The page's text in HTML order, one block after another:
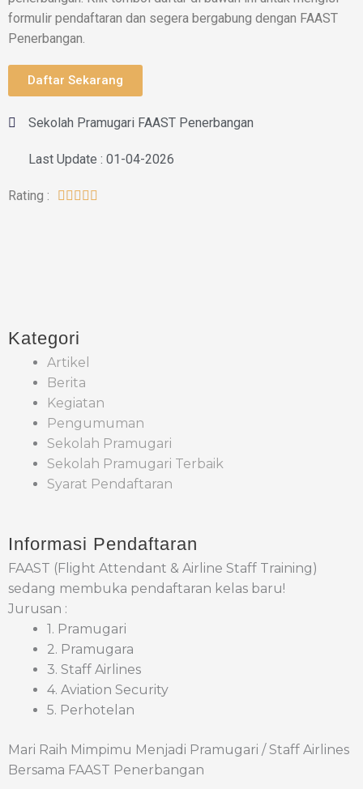
formulir pendaftaran dan segera bergabung dengan FAAST
Penerbangan.
Daftar Sekarang
Sekolah Pramugari FAAST Penerbangan
Last Update : 01-04-2026
Rating :     
Kategori
Artikel
Berita
Kegiatan
Pengumuman
Sekolah Pramugari
Sekolah Pramugari Terbaik
Syarat Pendaftaran
Informasi Pendaftaran
FAAST (Flight Attendant & Airline Staff Training)
sedang membuka pendaftaran kelas baru!
Jurusan :
1. Pramugari
2. Pramugara
3. Staff Airlines
4. Aviation Security
5. Perhotelan
Mari Raih Mimpimu Menjadi Pramugari / Staff Airlines
Bersama FAAST Penerbangan